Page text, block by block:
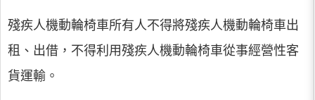
殘疾人機動輪椅車所有人不得將殘疾人機動輪椅車出
租、出借，不得利用殘疾人機動輪椅車從事經營性客
貨運輸。